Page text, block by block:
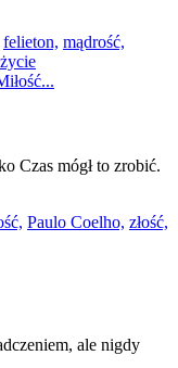
felieton, mądrość,
życie
Czas mógł to zrobić.
Paulo Coelho, złość,
ale nigdy